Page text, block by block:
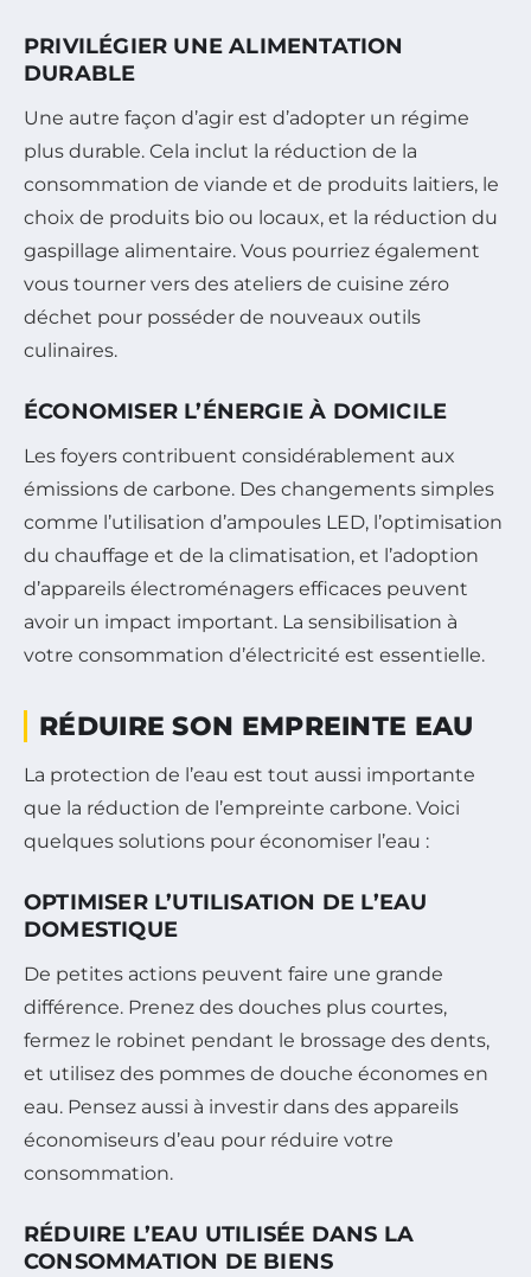
PRIVILÉGIER UNE ALIMENTATION
DURABLE
Une autre façon d’agir est d’adopter un régime
plus durable. Cela inclut la réduction de la
consommation de viande et de produits laitiers, le
choix de produits bio ou locaux, et la réduction du
gaspillage alimentaire. Vous pourriez également
vous tourner vers des ateliers de cuisine zéro
déchet pour posséder de nouveaux outils
culinaires.
ÉCONOMISER L’ÉNERGIE À DOMICILE
Les foyers contribuent considérablement aux
émissions de carbone. Des changements simples
comme l’utilisation d’ampoules LED, l’optimisation
du chauffage et de la climatisation, et l’adoption
d’appareils électroménagers efficaces peuvent
avoir un impact important. La sensibilisation à
votre consommation d’électricité est essentielle.
RÉDUIRE SON EMPREINTE EAU
La protection de l’eau est tout aussi importante
que la réduction de l’empreinte carbone. Voici
quelques solutions pour économiser l’eau :
OPTIMISER L’UTILISATION DE L’EAU
DOMESTIQUE
De petites actions peuvent faire une grande
différence. Prenez des douches plus courtes,
fermez le robinet pendant le brossage des dents,
et utilisez des pommes de douche économes en
eau. Pensez aussi à investir dans des appareils
économiseurs d’eau pour réduire votre
consommation.
RÉDUIRE L’EAU UTILISÉE DANS LA
CONSOMMATION DE BIENS